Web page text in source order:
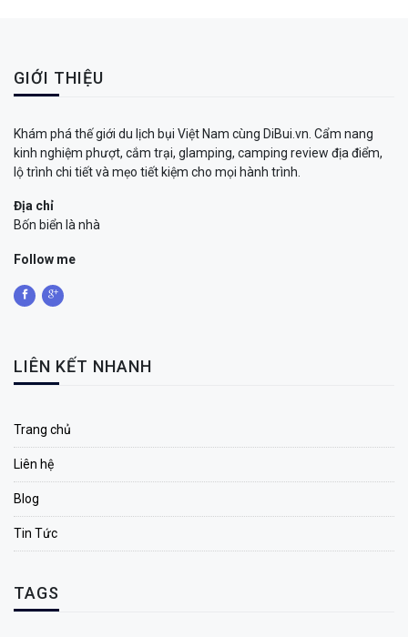
GIỚI THIỆU
Khám phá thế giới du lịch bụi Việt Nam cùng DiBui.vn. Cẩm nang
kinh nghiệm phượt, cắm trại, glamping, camping review địa điểm,
lộ trình chi tiết và mẹo tiết kiệm cho mọi hành trình.
Địa chỉ
Bốn biển là nhà
Follow me
LIÊN KẾT NHANH
Trang chủ
Liên hệ
Blog
Tin Tức
TAGS